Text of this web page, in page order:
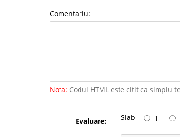
Comentariu:
Nota: Codul HTML este citit ca simplu
Evaluare: Slab 1